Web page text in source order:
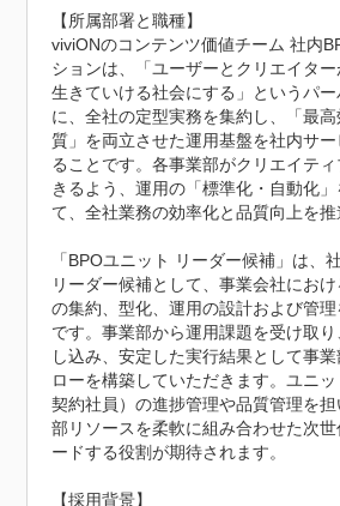
【所属部署と職種】
viviONのコンテンツ価値チーム 社内
ションは、「ユーザーとクリエイタ
生きていける社会にする」というパ
に、全社の定型実務を集約し、「最
質」を両立させた運用基盤を社内サ
ることです。各事業部がクリエイテ
きるよう、運用の「標準化・自動化
て、全社業務の効率化と品質向上を推
「BPOユニット リーダー候補」は、
リーダー候補として、事業会社にお
の集約、型化、運用の設計および管
です。事業部から運用課題を受け取
し込み、安定した実行結果として事
ローを構築していただきます。ユニッ
契約社員）の進捗管理や品質管理を
部リソースを柔軟に組み合わせた次
ードする役割が期待されます。
【採用背景】